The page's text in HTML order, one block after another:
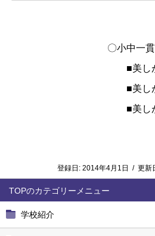
TOP
学校紹介
〇小中一
■美しが丘中
■美しが丘小
■美しが丘東
登録日:2014年4月1日 / 更新